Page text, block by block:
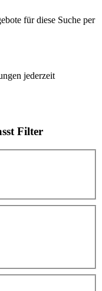
für diese Suche per
jederzeit
Filter